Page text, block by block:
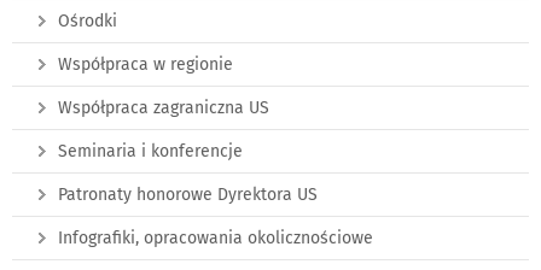
Ośrodki
Współpraca w regionie
Współpraca zagraniczna US
Seminaria i konferencje
Patronaty honorowe Dyrektora US
Infografiki, opracowania okolicznościowe